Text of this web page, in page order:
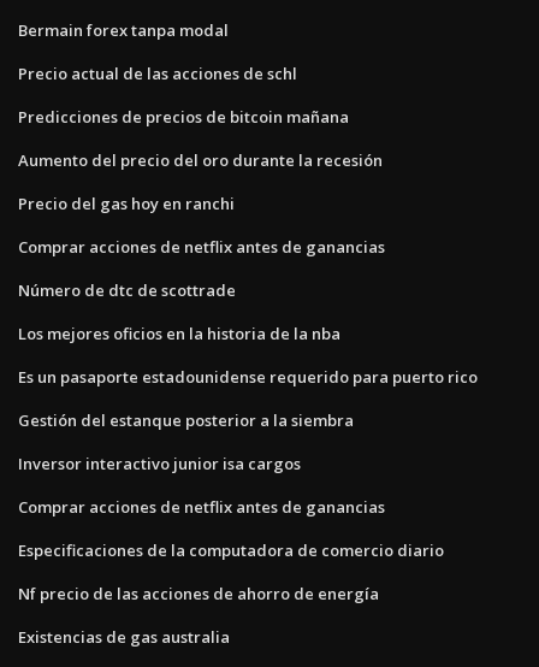
Bermain forex tanpa modal
Precio actual de las acciones de schl
Predicciones de precios de bitcoin mañana
Aumento del precio del oro durante la recesión
Precio del gas hoy en ranchi
Comprar acciones de netflix antes de ganancias
Número de dtc de scottrade
Los mejores oficios en la historia de la nba
Es un pasaporte estadounidense requerido para puerto rico
Gestión del estanque posterior a la siembra
Inversor interactivo junior isa cargos
Comprar acciones de netflix antes de ganancias
Especificaciones de la computadora de comercio diario
Nf precio de las acciones de ahorro de energía
Existencias de gas australia